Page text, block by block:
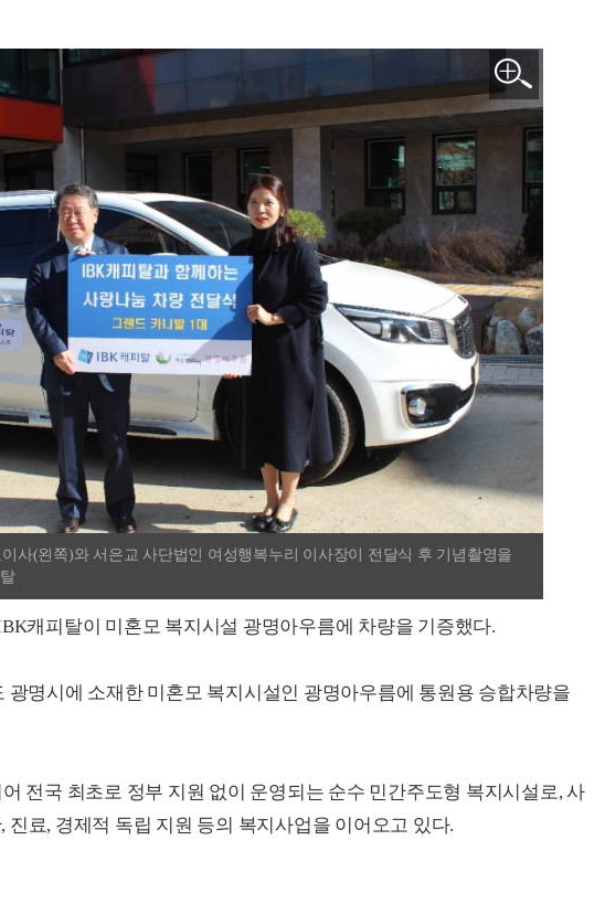
사(왼쪽)와 서은교 사단법인 여성행복누리 이사장이 전달식 후 기념촬영을
캐피탈이 미혼모 복지시설 광명아우름에 차량을 기증했다.
광명시에 소재한 미혼모 복지시설인 광명아우름에 통원용 승합차량을
전국 최초로 정부 지원 없이 운영되는 순수 민간주도형 복지시설로, 사
진료, 경제적 독립 지원 등의 복지사업을 이어오고 있다.